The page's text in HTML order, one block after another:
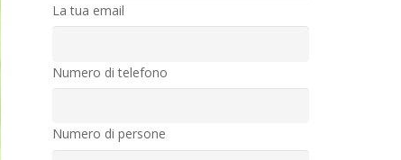
La tua email
Numero di telefono
Numero di persone